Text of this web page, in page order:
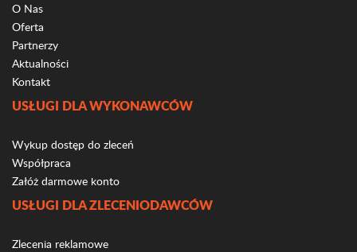
O Nas
Oferta
Partnerzy
Aktualności
Kontakt
USŁUGI DLA WYKONAWCÓW
Wykup dostęp do zleceń
Współpraca
Załóż darmowe konto
USŁUGI DLA ZLECENIODAWCÓW
Zlecenia reklamowe